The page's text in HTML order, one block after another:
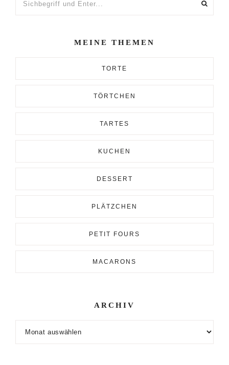
MEINE THEMEN
TORTE
TÖRTCHEN
TARTES
KUCHEN
DESSERT
PLÄTZCHEN
PETIT FOURS
MACARONS
ARCHIV